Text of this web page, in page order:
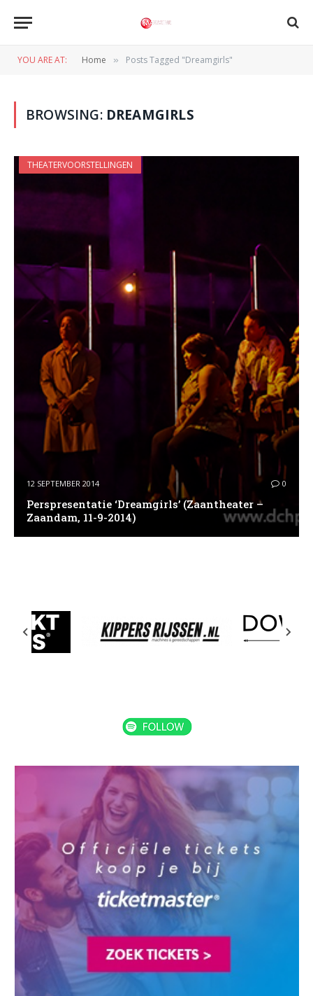
YOU ARE AT: Home » Posts Tagged "Dreamgirls"
BROWSING: DREAMGIRLS
THEATERVOORSTELLINGEN
12 SEPTEMBER 2014 0
Perspresentatie ‘Dreamgirls’ (Zaantheater –
Zaandam, 11-9-2014)